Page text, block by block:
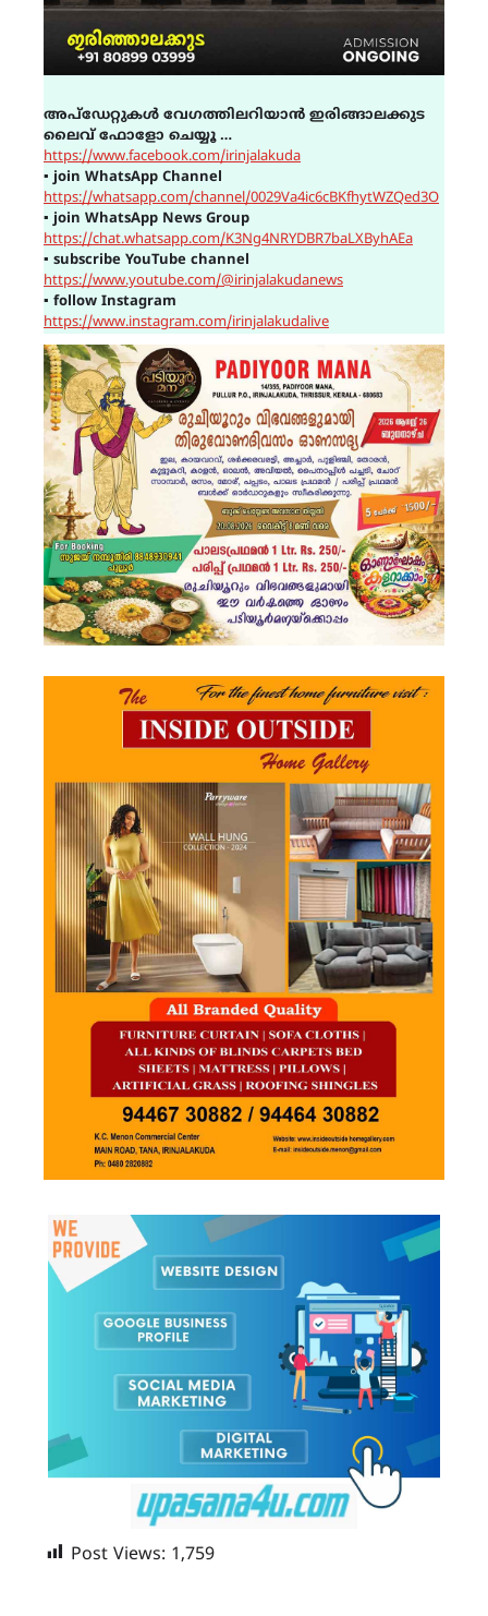
അപ്ഡേറ്റുകൾ വേഗത്തിലറിയാൻ ഇരിങ്ങാലക്കുട
ലൈവ് ഫോളോ ചെയ്യൂ …
https://www.facebook.com/irinjalakuda
▪ join WhatsApp Channel
https://whatsapp.com/channel/0029Va4ic6cBKfhytWZQed3O
▪ join WhatsApp News Group
https://chat.whatsapp.com/K3Ng4NRYDBR7baLXByhAEa
▪ subscribe YouTube channel
https://www.youtube.com/@irinjalakudanews
▪ follow Instagram
https://www.instagram.com/irinjalakudalive
Post Views: 1,759